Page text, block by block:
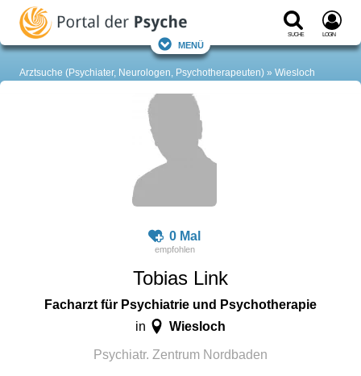
Suche Login
Menü
Arztsuche (Psychiater, Neurologen, Psychotherapeuten) Wiesloch
0 Mal
Tobias Link
Facharzt für Psychiatrie und Psychotherapie
in Wiesloch
Psychiatr. Zentrum Nordbaden